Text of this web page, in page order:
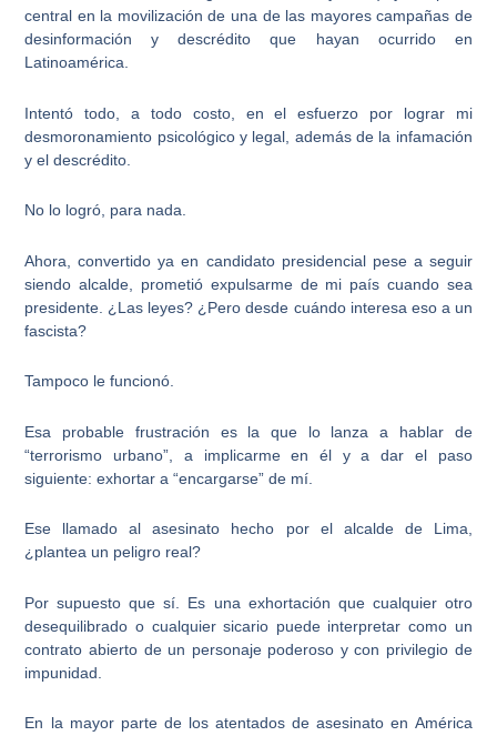
central en la movilización de una de las mayores campañas de
desinformación y descrédito que hayan ocurrido en
Latinoamérica.
Intentó todo, a todo costo, en el esfuerzo por lograr mi
desmoronamiento psicológico y legal, además de la infamación
y el descrédito.
No lo logró, para nada.
Ahora, convertido ya en candidato presidencial pese a seguir
siendo alcalde, prometió expulsarme de mi país cuando sea
presidente. ¿Las leyes? ¿Pero desde cuándo interesa eso a un
fascista?
Tampoco le funcionó.
Esa probable frustración es la que lo lanza a hablar de
“terrorismo urbano” , a implicarme en él y a dar el paso
siguiente: exhortar a “encargarse” de mí.
Ese llamado al asesinato hecho por el alcalde de Lima,
¿plantea un peligro real?
Por supuesto que sí. Es una exhortación que cualquier otro
desequilibrado o cualquier sicario puede interpretar como un
contrato abierto de un personaje poderoso y con privilegio de
impunidad.
En la mayor parte de los atentados de asesinato en América